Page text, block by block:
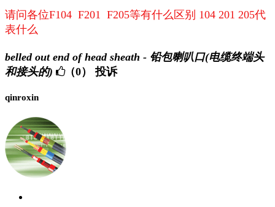
请问各位F104 F201 F205等有什么区别 104 201 205代
表什么
belled out end of head sheath - 铅包喇叭口(电缆终端头
和接头的)
（0） 投诉
qinroxin